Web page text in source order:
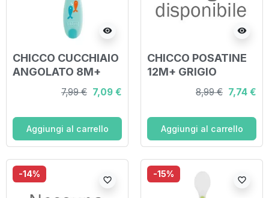
visibility
CHICCO CUCCHIAIO
ANGOLATO 8M+
AZZURRO
7,99 € 7,09 €
Aggiungi al carrello
visibility
CHICCO POSATINE
12M+ GRIGIO
8,99 € 7,74 €
Aggiungi al carrello
-14%
favorite_border
-15%
favorite_border